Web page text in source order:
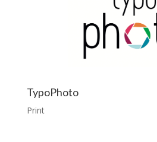
TypoPhoto
Print